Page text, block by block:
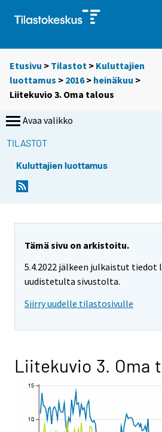
Etusivu > Tilastot > Kuluttajien
luottamus > 2016> heinäkuu >
Liitekuvio 3. Oma talous
Avaa valikko
TILASTOT
Kuluttajien luottamus
Tämä sivu on arkistoitu.
5.4.2022 jälkeen julkaistut tiedot
uudistetulta sivustolta.
Siirry uudelle tilastosivulle
Liitekuvio 3. Oma